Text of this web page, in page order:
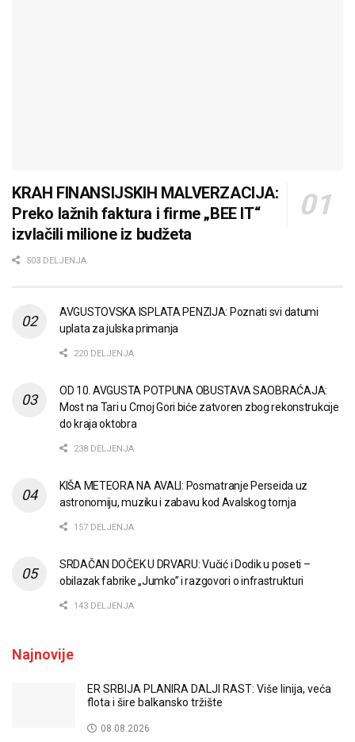
KRAH FINANSIJSKIH MALVERZACIJA:
Preko lažnih faktura i firme „BEE IT“
izvlačili milione iz budžeta
503 DELJENJA
AVGUSTOVSKA ISPLATA PENZIJA: Poznati svi datumi
uplata za julska primanja
220 DELJENJA
OD 10. AVGUSTA POTPUNA OBUSTAVA SAOBRAĆAJA:
Most na Tari u Crnoj Gori biće zatvoren zbog rekonstrukcije
do kraja oktobra
238 DELJENJA
KIŠA METEORA NA AVALI: Posmatranje Perseida uz
astronomiju, muziku i zabavu kod Avalskog tornja
157 DELJENJA
SRDAČAN DOČEK U DRVARU: Vučić i Dodik u poseti –
obilazak fabrike „Jumko” i razgovori o infrastrukturi
143 DELJENJA
Najnovije
ER SRBIJA PLANIRA DALJI RAST: Više linija, veća
flota i šire balkansko tržište
08.08.2026